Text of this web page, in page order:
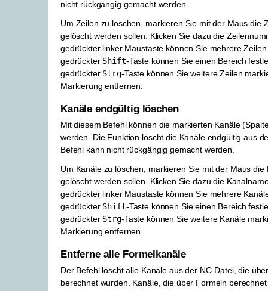
nicht rückgängig gemacht werden.
Um Zeilen zu löschen, markieren Sie mit der Maus die
gelöscht werden sollen. Klicken Sie dazu die
gedrückter linker Maustaste können Sie mehrere
gedrückter Shift-Taste können Sie einen Bereich
gedrückter Strg-Taste können Sie weitere Zeilen
Markierung entfernen.
Kanäle endgültig löschen
Mit diesem Befehl können die markierten Kanäle
werden. Die Funktion löscht die Kanäle endgültig aus
Befehl kann nicht rückgängig gemacht werden.
Um Kanäle zu löschen, markieren Sie mit der Maus die
gelöscht werden sollen. Klicken Sie dazu die
gedrückter linker Maustaste können Sie mehrere
gedrückter Shift-Taste können Sie einen Bereich
gedrückter Strg-Taste können Sie weitere Kanäle
Markierung entfernen.
Entferne alle Formelkanäle
Der Befehl löscht alle Kanäle aus der NC-Datei, die
berechnet wurden. Kanäle, die über Formeln